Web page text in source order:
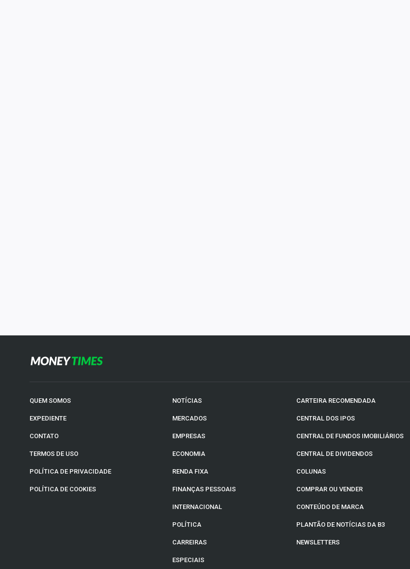
QUEM SOMOS
EXPEDIENTE
CONTATO
TERMOS DE USO
POLÍTICA DE PRIVACIDADE
POLÍTICA DE COOKIES
NOTÍCIAS
MERCADOS
EMPRESAS
ECONOMIA
RENDA FIXA
FINANÇAS PESSOAIS
INTERNACIONAL
POLÍTICA
CARREIRAS
ESPECIAIS
CARTEIRA RECOMENDADA
CENTRAL DOS IPOS
CENTRAL DE FUNDOS IMOBILIÁRIOS
CENTRAL DE DIVIDENDOS
COLUNAS
COMPRAR OU VENDER
CONTEÚDO DE MARCA
PLANTÃO DE NOTÍCIAS DA B3
NEWSLETTERS